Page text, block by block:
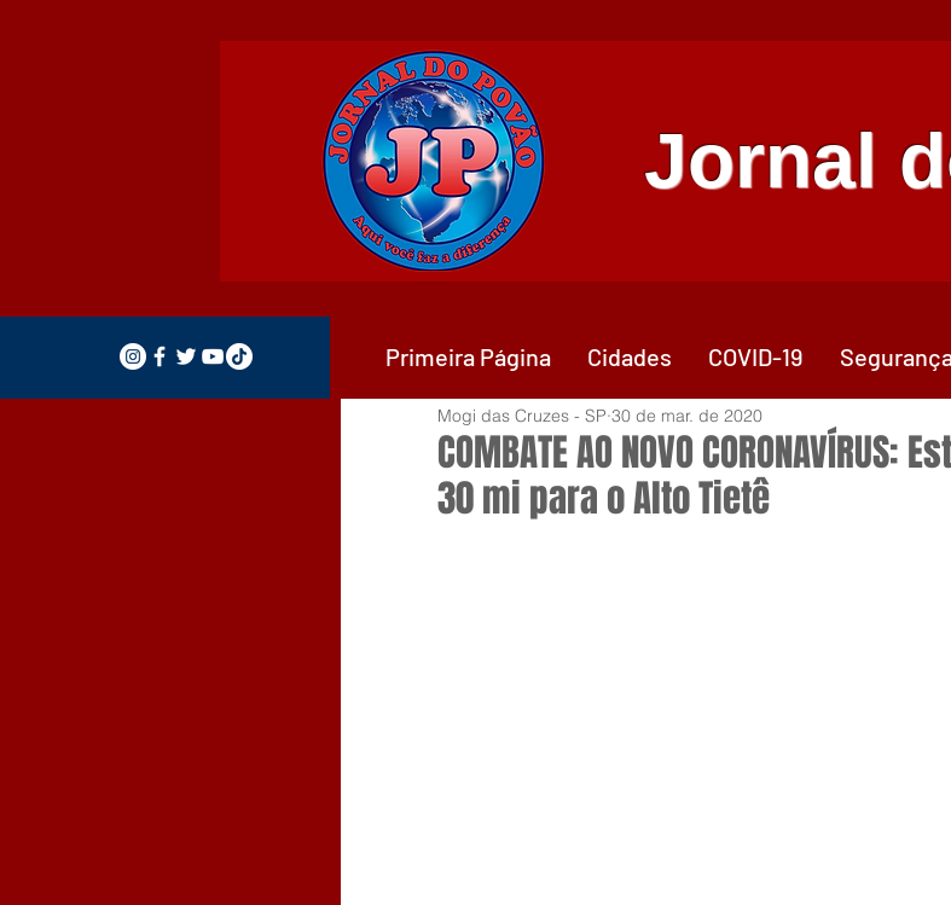
Jornal
COMBATE AO NOVO CORONAVÍRUS:
30 mi para o Alto Tietê
Mogi das Cruzes - SP 30 de mar. de 2020
Primeira Página Cidades COVID-19